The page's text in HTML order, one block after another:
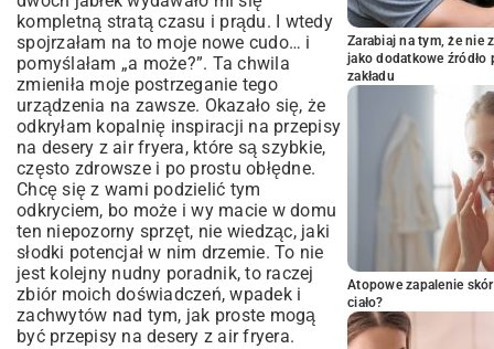
kompletną stratą czasu i prądu. I wtedy
spojrzałam na to moje nowe cudo… i
pomyślałam „a może?”. Ta chwila
zmieniła moje postrzeganie tego
urządzenia na zawsze. Okazało się, że
odkryłam kopalnię inspiracji na przepisy
na desery z air fryera, które są szybkie,
często zdrowsze i po prostu obłędne.
Chcę się z wami podzielić tym
odkryciem, bo może i wy macie w domu
ten niepozorny sprzęt, nie wiedząc, jaki
słodki potencjał w nim drzemie. To nie
jest kolejny nudny poradnik, to raczej
zbiór moich doświadczeń, wpadek i
zachwytów nad tym, jak proste mogą
być przepisy na desery z air fryera.
Zarabiaj na tym, że nie
jako dodatkowe
zakładu
Atopowe zapalenie
ciało?